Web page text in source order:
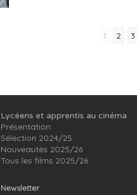
1 2 3
Lycéens et apprentis au cinéma
Présentation
Sélection 2024/25
Nouveautés 2025/26
Tous les films 2025/26
Newsletter